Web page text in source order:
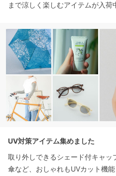
まで涼しく楽しむアイテムが入荷
UV対策アイテム集めました
取り外しできるシェード付キャッ
傘など、おしゃれもUVカット機